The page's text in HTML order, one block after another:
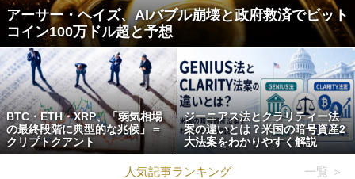
アーサー・ヘイズ、AIバブル崩壊と政府救済でビット
コイン100万ドル超と予想
BTC・ETH・XRP、「弱気相場
の最終段階に典型的な兆候」＝
クリプトクアント
ジーニアス法とクラリティー法
案の違いとは？米国の暗号資産2
大法案をわかりやすく解説
人気記事ランキング 一覧 ＞